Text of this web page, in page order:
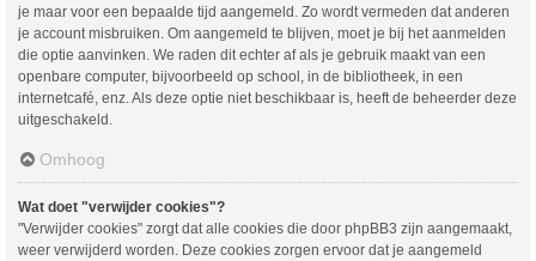
je maar voor een bepaalde tijd aangemeld. Zo wordt vermeden dat anderen
je account misbruiken. Om aangemeld te blijven, moet je bij het aanmelden
die optie aanvinken. We raden dit echter af als je gebruik maakt van een
openbare computer, bijvoorbeeld op school, in de bibliotheek, in een
internetcafé, enz. Als deze optie niet beschikbaar is, heeft de beheerder deze
uitgeschakeld.
Omhoog
Wat doet "verwijder cookies"?
"Verwijder cookies" zorgt dat alle cookies die door phpBB3 zijn aangemaakt,
weer verwijderd worden. Deze cookies zorgen ervoor dat je aangemeld